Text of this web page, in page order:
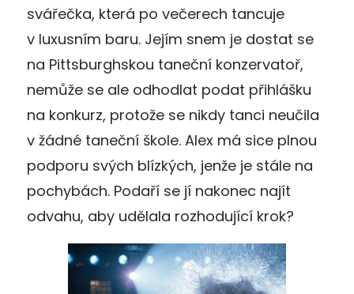
svářečka, která po večerech tancuje
v luxusním baru. Jejím snem je dostat se
na Pittsburghskou taneční konzervatoř,
nemůže se ale odhodlat podat přihlášku
na konkurz, protože se nikdy tanci neučila
v žádné taneční škole. Alex má sice plnou
podporu svých blízkých, jenže je stále na
pochybách. Podaří se jí nakonec najít
odvahu, aby udělala rozhodující krok?